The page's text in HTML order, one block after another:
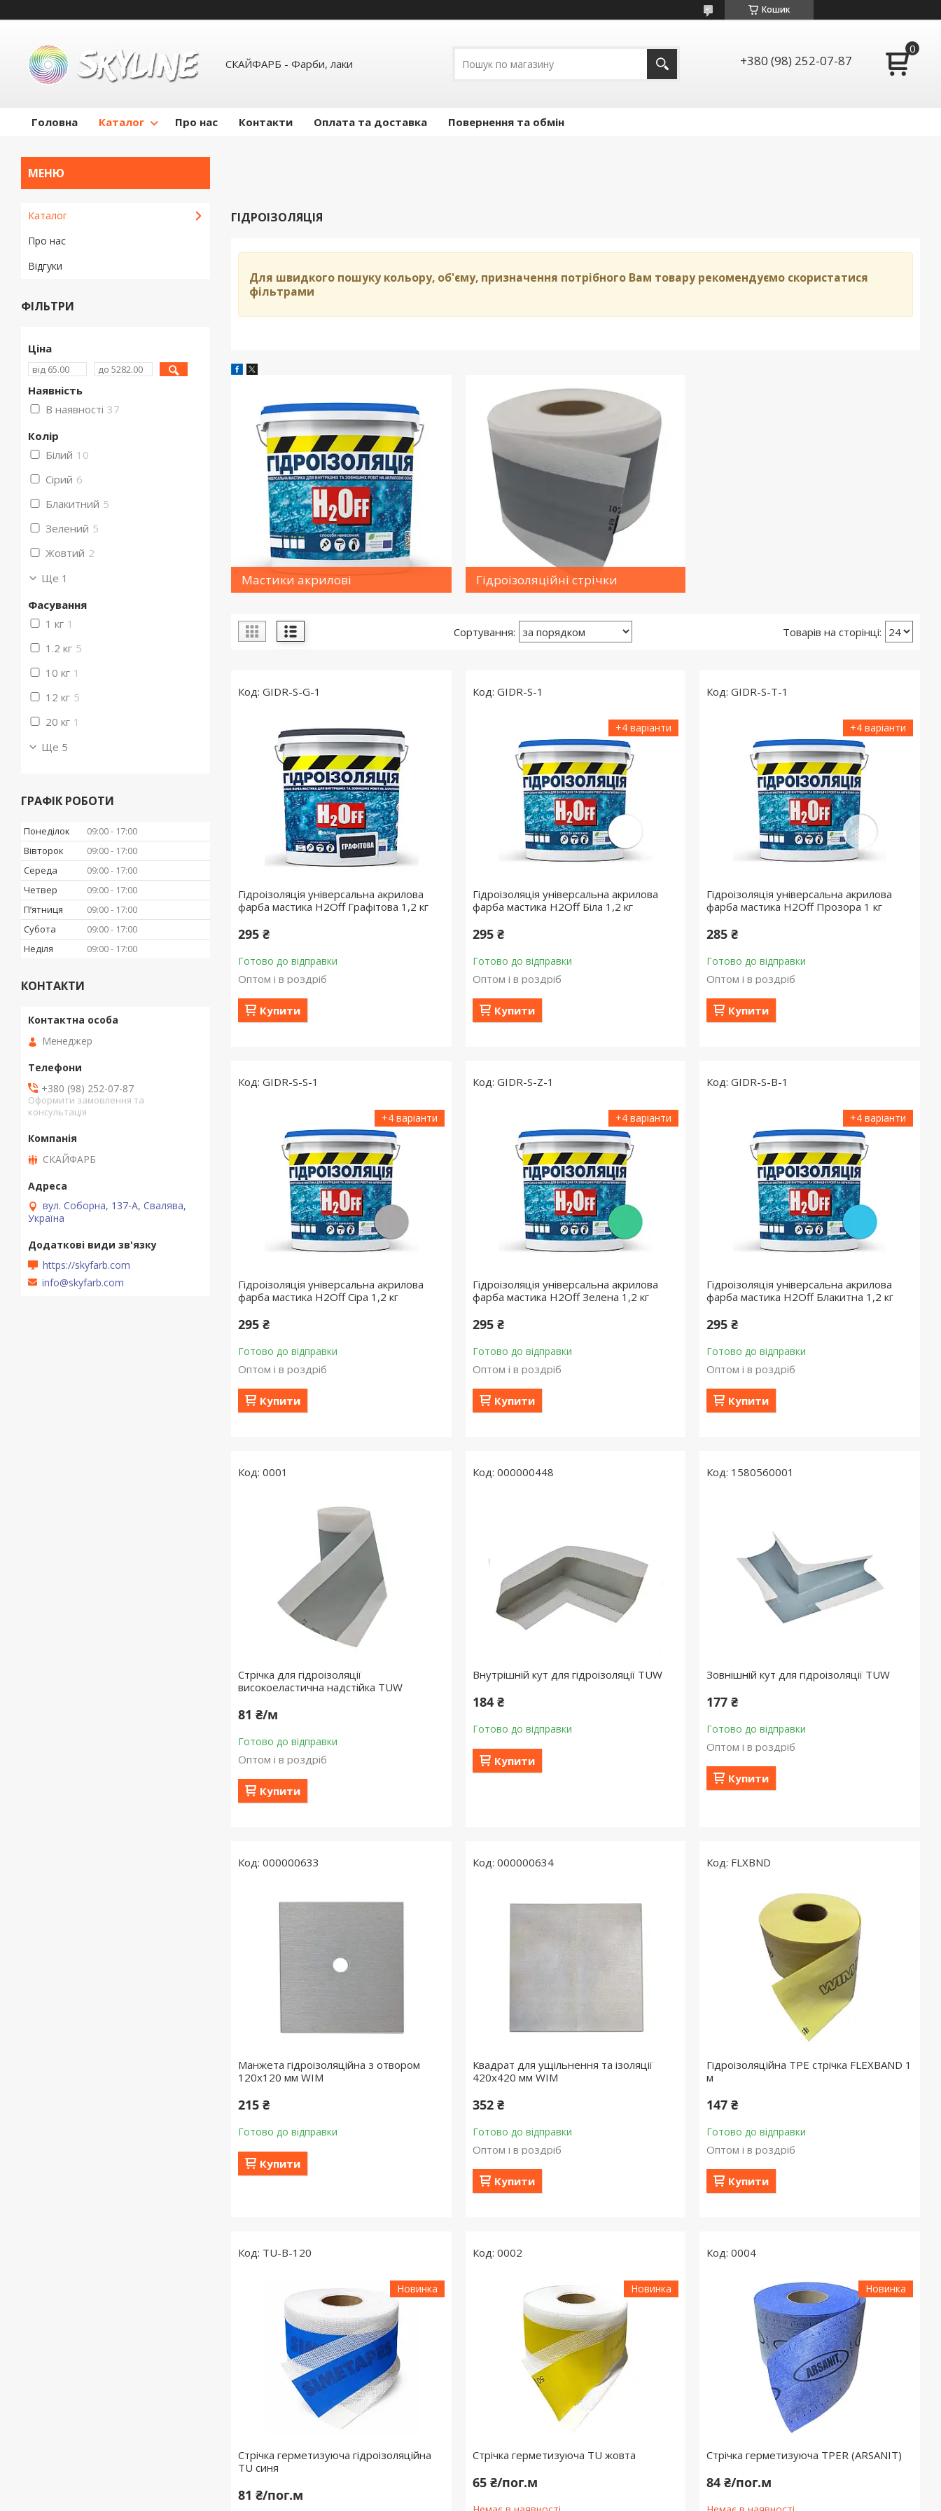
Кошик
СКАЙФАРБ - Фарби, лаки +380 (98) 252-07-87
Головна Каталог Про нас Контакти Оплата та доставка Повернення та обмін
ГІДРОІЗОЛЯЦІЯ
Для швидкого пошуку кольору, об'єму, призначення потрібного Вам товару рекомендуємо скористатися
фільтрами
Мастики акрилові Гідроізоляційні стрічки
GIDR-S-G-1
Гідроізоляція універсальна акрилова
фарба мастика H2Off Графітова 1,2 кг
295 ₴
Готово до відправки
Оптом і в роздріб
Купити
GIDR-S-1
+4 варіанти
Гідроізоляція універсальна акрилова
фарба мастика H2Off Біла 1,2 кг
295 ₴
Готово до відправки
Оптом і в роздріб
Купити
GIDR-S-T-1
+4 варіанти
Гідроізоляція універсальна акрилова
фарба мастика H2Off Прозора 1 кг
285 ₴
Готово до відправки
Оптом і в роздріб
Купити
GIDR-S-S-1
+4 варіанти
Гідроізоляція універсальна акрилова
фарба мастика H2Off Сіра 1,2 кг
295 ₴
Готово до відправки
Оптом і в роздріб
Купити
GIDR-S-Z-1
+4 варіанти
Гідроізоляція універсальна акрилова
фарба мастика H2Off Зелена 1,2 кг
295 ₴
Готово до відправки
Оптом і в роздріб
Купити
GIDR-S-B-1
+4 варіанти
Гідроізоляція універсальна акрилова
фарба мастика H2Off Блакитна 1,2 кг
295 ₴
Готово до відправки
Оптом і в роздріб
Купити
0001
Стрічка для гідроізоляції
високоеластична надстійка TUW
81 ₴/м
Готово до відправки
Оптом і в роздріб
Купити
000000448
Внутрішній кут для гідроізоляції TUW
184 ₴
Готово до відправки
Купити
1580560001
Зовнішній кут для гідроізоляції TUW
177 ₴
Готово до відправки
Оптом і в роздріб
Купити
000000633
Манжета гідроізоляційна з отвором
120х120 мм WIM
215 ₴
Готово до відправки
Купити
000000634
Квадрат для ущільнення та ізоляції
420х420 мм WIM
352 ₴
Готово до відправки
Оптом і в роздріб
Купити
FLXBND
Гідроізоляційна TPE стрічка FLEXBAND 1
м
147 ₴
Готово до відправки
Оптом і в роздріб
Купити
TU-B-120
Новинка
Стрічка герметизуюча гідроізоляційна
TU синя
81 ₴/пог.м
0002
Новинка
Стрічка герметизуюча TU жовта
65 ₴/пог.м
0004
Новинка
Стрічка герметизуюча TPER (ARSANIT)
84 ₴/пог.м
Каталог
Про нас
Відгуки
ФІЛЬТРИ
Ціна
Наявність
В наявності 37
Колір
Білий 10
Сірий 6
Блакитний 5
Зелений 5
Жовтий 2
Ще 1
Фасування
1 кг 1
1.2 кг 5
10 кг 1
12 кг 5
20 кг 1
Ще 5
ГРАФІК РОБОТИ
Понеділок 09:00
17:00
Вівторок
09:00
17:00
Середа
09:00
17:00
Четвер
09:00
17:00
Пʼятниця
09:00
17:00
Субота
09:00
17:00
Неділя
09:00 17:00
КОНТАКТИ
Менеджер
+380 (98) 252-07-87
Оформити замовлення та
консультація
СКАЙФАРБ
вул. Соборна, 137-А, Свалява,
Україна
https://skyfarb.com
info@skyfarb.com